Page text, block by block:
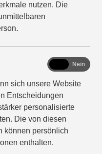
nutzen. Die
sich unsere Website
Entscheidungen
personalisierte
Die von diesen
können persönlich
enthalten.
functional
Nein
wir immer für Sie
geschulten